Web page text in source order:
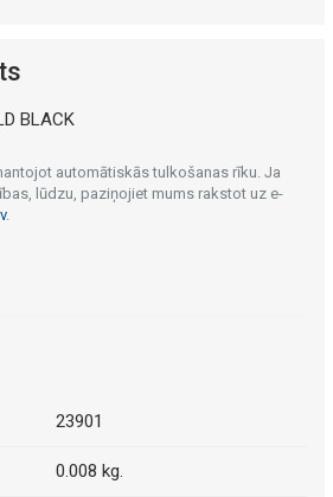
BLACK
automātiskās tulkošanas rīku. Ja
lūdzu, paziņojiet mums rakstot uz e-
.
23901
0.008 kg.